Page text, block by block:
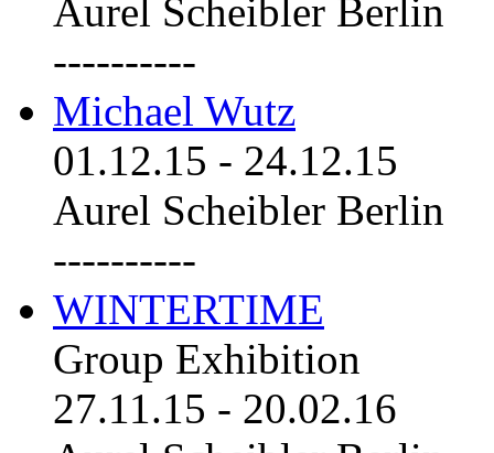
Aurel Scheibler Berlin
----------
Michael Wutz
01.12.15 - 24.12.15
Aurel Scheibler Berlin
----------
WINTERTIME
Group Exhibition
27.11.15 - 20.02.16